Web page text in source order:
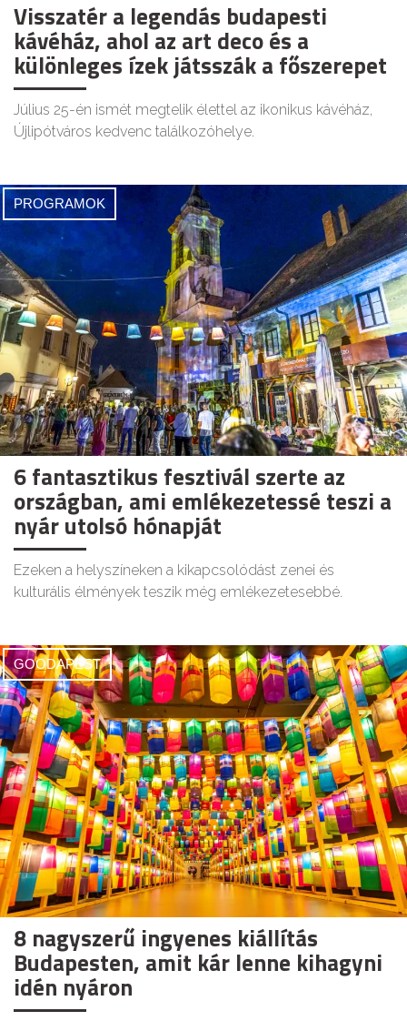
Visszatér a legendás budapesti
kávéház, ahol az art deco és a
különleges ízek játsszák a főszerepet
Július 25-én ismét megtelik élettel az ikonikus kávéház,
Újlipótváros kedvenc találkozóhelye.
PROGRAMOK
6 fantasztikus fesztivál szerte az
országban, ami emlékezetessé teszi a
nyár utolsó hónapját
Ezeken a helyszíneken a kikapcsolódást zenei és
kulturális élmények teszik még emlékezetesebbé.
GOODAPEST
8 nagyszerű ingyenes kiállítás
Budapesten, amit kár lenne kihagyni
idén nyáron